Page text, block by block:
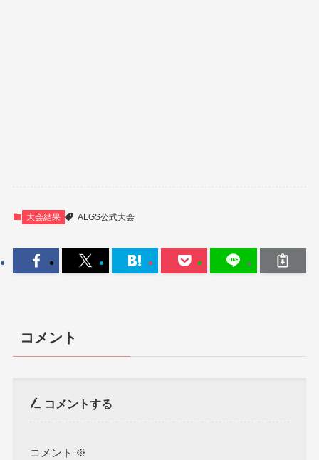
大会結果 ALGS公式大会
コメント
コメントする
コメント ※